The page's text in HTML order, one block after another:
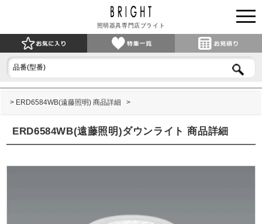
照明器具専門店ブライト
ERD6584WB(遠藤照明) 商品詳細
ERD6584WB(遠藤照明)ダウンライト 商品詳細